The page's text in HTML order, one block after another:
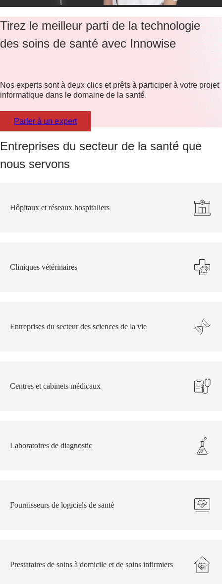
Tirez le meilleur parti de la technologie
des soins de santé avec Innowise
Nos experts sont à deux clics et prêts à participer à votre projet
informatique dans le domaine de la santé.
Parler à un expert
Entreprises du secteur de la santé que
nous servons
Hôpitaux et réseaux hospitaliers
Cliniques vétérinaires
Entreprises du secteur des sciences de la vie
Centres et cabinets médicaux
Laboratoires de diagnostic
Fournisseurs de logiciels de santé
Prestataires de soins à domicile et de soins infirmiers